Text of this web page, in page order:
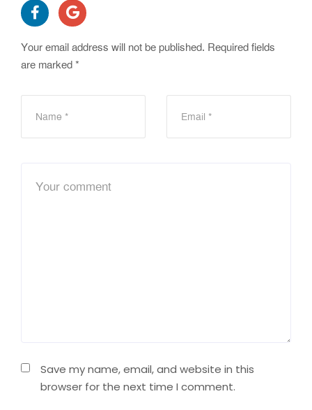
Your email address will not be published. Required fields
are marked *
Save my name, email, and website in this
browser for the next time I comment.